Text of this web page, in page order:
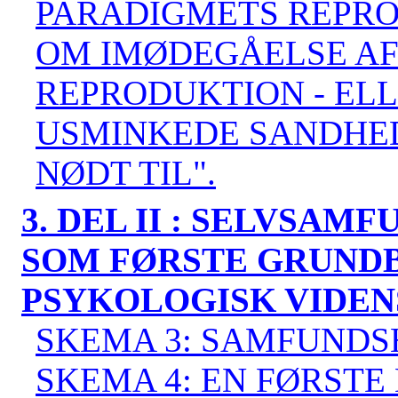
PARADIGMETS
OM IMØDEGÅELSE
REPRODUKTION -
USMINKEDE
NØDT TIL".
3. DEL II :
SOM FØRSTE
PSYKOLOGISK
SKEMA 3:
SKEMA 4: EN FØRSTE